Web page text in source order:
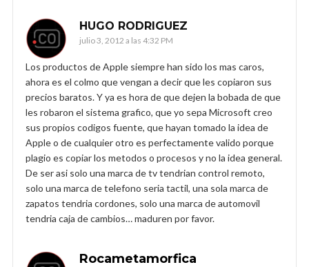
HUGO RODRIGUEZ
julio 3, 2012 a las 4:32 PM
Los productos de Apple siempre han sido los mas caros,
ahora es el colmo que vengan a decir que les copiaron sus
precios baratos. Y ya es hora de que dejen la bobada de que
les robaron el sistema grafico, que yo sepa Microsoft creo
sus propios codigos fuente, que hayan tomado la idea de
Apple o de cualquier otro es perfectamente valido porque
plagio es copiar los metodos o procesos y no la idea general.
De ser asi solo una marca de tv tendrian control remoto,
solo una marca de telefono seria tactil, una sola marca de
zapatos tendria cordones, solo una marca de automovil
tendria caja de cambios… maduren por favor.
Rocametamorfica